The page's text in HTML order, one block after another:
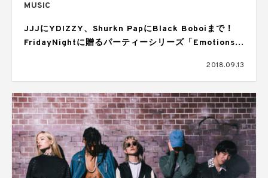
MUSIC
JJJにYDIZZY、Shurkn PapにBlack Boboiまで！
FridayNightに贈るパーティーシリーズ「Emotions」
2018.09.13